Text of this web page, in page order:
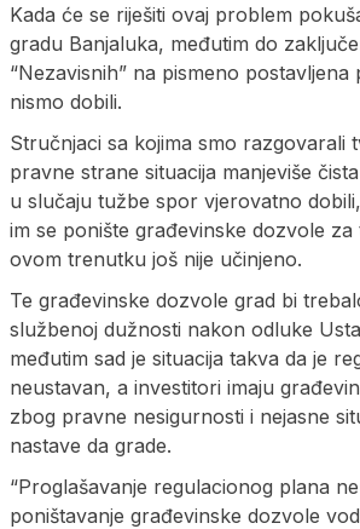
Kada će se riješiti ovaj problem
gradu Banjaluka, međutim do
“Nezavisnih” na pismeno
nismo dobili.
Stručnjaci sa kojima smo razgovarali
pravne strane situacija manjeviše
u slučaju tužbe spor vjerovatno
im se ponište građevinske dozvole
ovom trenutku još nije učinjeno.
Te građevinske dozvole grad bi
službenoj dužnosti nakon odluke
međutim sad je situacija takva da je
neustavan, a investitori imaju
zbog pravne nesigurnosti i nejasne
nastave da grade.
“Proglašavanje regulacionog plana
poništavanje građevinske dozvole